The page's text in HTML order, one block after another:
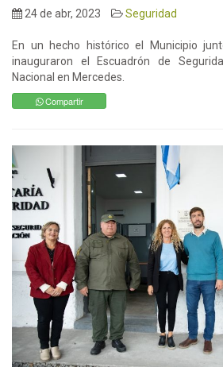
24 de abr, 2023 Seguridad
En un hecho histórico el Municipio
inauguraron el Escuadrón de
Nacional en Mercedes.
Compartir